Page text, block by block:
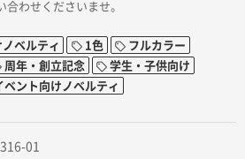
わせくださいませ。
ベルティ 1色
フルカラー
周年・創立記念
学生・子供向け
ベント向けノベルティ
01